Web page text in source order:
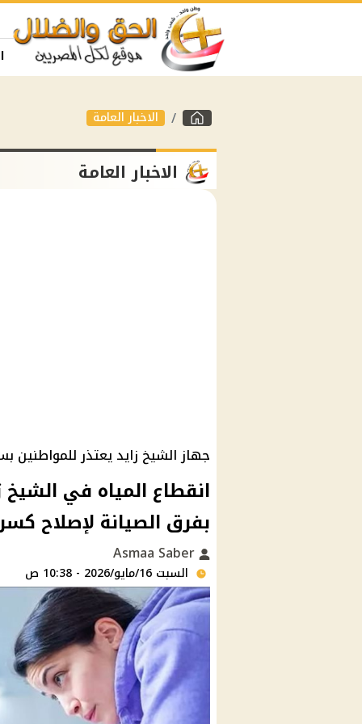
الاخبار العامة
الاخبار العامة
جهاز الشيخ زايد يعتذر
انقطاع المياه في الشيخ
بفرق الصيانة لإصلاح
السبت 16/مايو/2026 - 10:38 ص